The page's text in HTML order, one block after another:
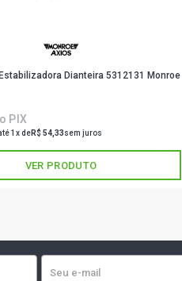
Dianteira 5312131 Monroe
PIX
1x deR$ 54,33sem juros
VER PRODUTO